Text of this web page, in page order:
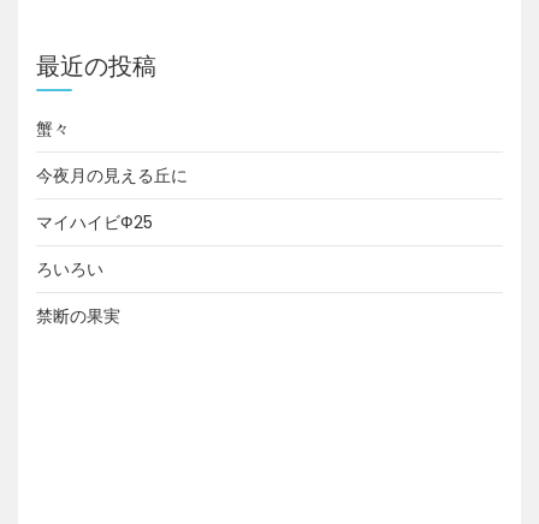
最近の投稿
蟹々
今夜月の見える丘に
マイハイビФ25
ろいろい
禁断の果実